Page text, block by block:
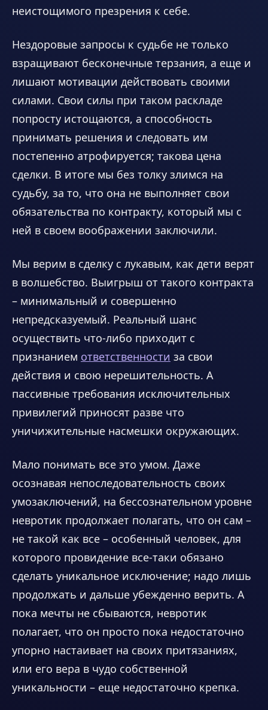
неистощимого презрения к себе.
Нездоровые запросы к судьбе не только
взращивают бесконечные терзания, а еще и
лишают мотивации действовать своими
силами. Свои силы при таком раскладе
попросту истощаются, а способность
принимать решения и следовать им
постепенно атрофируется; такова цена
сделки. В итоге мы без толку злимся на
судьбу, за то, что она не выполняет свои
обязательства по контракту, который мы с
ней в своем воображении заключили.
Мы верим в сделку с лукавым, как дети верят
в волшебство. Выигрыш от такого контракта
– минимальный и совершенно
непредсказуемый. Реальный шанс
осуществить что-либо приходит с
признанием ответственности за свои
действия и свою нерешительность. А
пассивные требования исключительных
привилегий приносят разве что
уничижительные насмешки окружающих.
Мало понимать все это умом. Даже
осознавая непоследовательность своих
умозаключений, на бессознательном уровне
невротик продолжает полагать, что он сам –
не такой как все – особенный человек, для
которого провидение все-таки обязано
сделать уникальное исключение; надо лишь
продолжать и дальше убежденно верить. А
пока мечты не сбываются, невротик
полагает, что он просто пока недостаточно
упорно настаивает на своих притязаниях,
или его вера в чудо собственной
уникальности – еще недостаточно крепка.